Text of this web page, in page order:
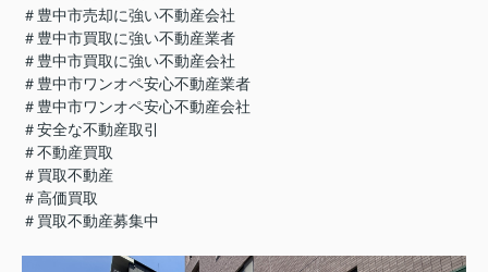
＃豊中市売却に強い不動産会社
＃豊中市買取に強い不動産業者
＃豊中市買取に強い不動産会社
＃豊中市ワンオペ安心不動産業者
＃豊中市ワンオペ安心不動産会社
＃安全な不動産取引
＃不動産買取
＃買取不動産
＃高価買取
＃買取不動産募集中